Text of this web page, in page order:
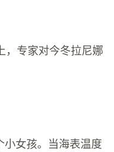
，专家对今冬拉尼娜
女孩。当海表温度